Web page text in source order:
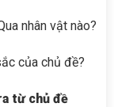
nhân vật nào?
của chủ đề?
từ chủ đề